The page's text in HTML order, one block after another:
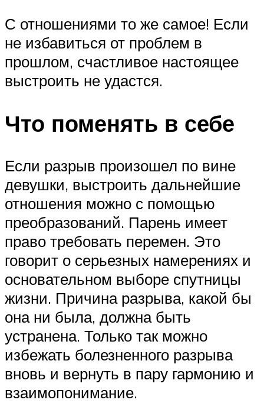
С отношениями то же самое! Если
не избавиться от проблем в
прошлом, счастливое настоящее
выстроить не удастся.
Что поменять в себе
Если разрыв произошел по вине
девушки, выстроить дальнейшие
отношения можно с помощью
преобразований. Парень имеет
право требовать перемен. Это
говорит о серьезных намерениях и
основательном выборе спутницы
жизни. Причина разрыва, какой бы
она ни была, должна быть
устранена. Только так можно
избежать болезненного разрыва
вновь и вернуть в пару гармонию и
взаимопонимание.